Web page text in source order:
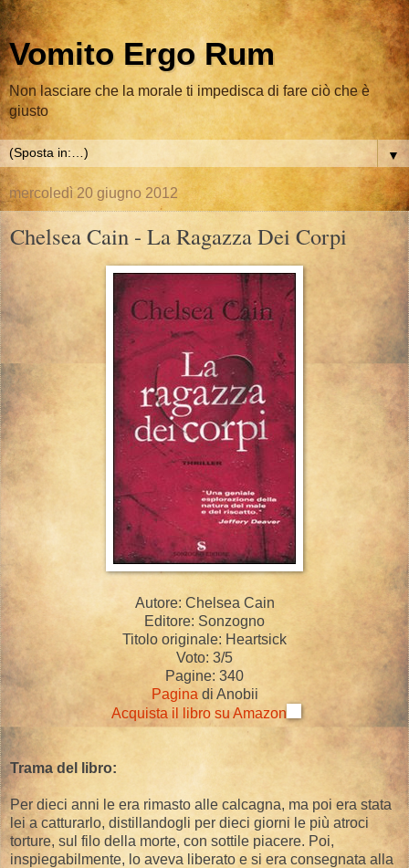
Vomito Ergo Rum
Non lasciare che la morale ti impedisca di fare ciò che è
giusto
▼
mercoledì 20 giugno 2012
Chelsea Cain - La Ragazza Dei Corpi
Autore: Chelsea Cain
Editore: Sonzogno
Titolo originale: Heartsick
Voto: 3/5
Pagine: 340
Pagina di Anobii
Acquista il libro su Amazon
Trama del libro:
Per dieci anni le era rimasto alle calcagna, ma poi era stata
lei a catturarlo, distillandogli per dieci giorni le più atroci
torture, sul filo della morte, con sottile piacere. Poi,
inspiegabilmente, lo aveva liberato e si era consegnata alla